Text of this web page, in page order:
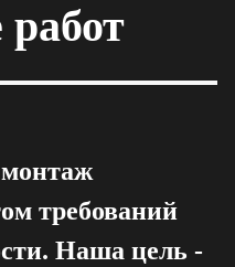
требований
Наша цель -